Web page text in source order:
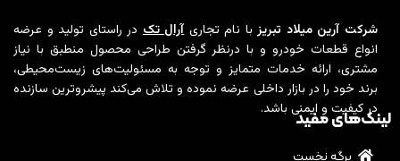
شرکت آرین میلاد تبریزبا نام تجاریآرال تکدر راستای تولید و عرضه
انواع قطعات خودرو و با درنظر گرفتن طراحی محصول منطبق با نیاز
مشتری، ارائه خدمات متمایز و توجه به مسئولیت‌های زیست‌محیطی،
برند خود را در بازار داخلی عرضه نموده و تلاش می‌کند پیشروترین سازنده
در کیفیت و ایمنی باشد.
لینک‌های مفید
برگه نخست